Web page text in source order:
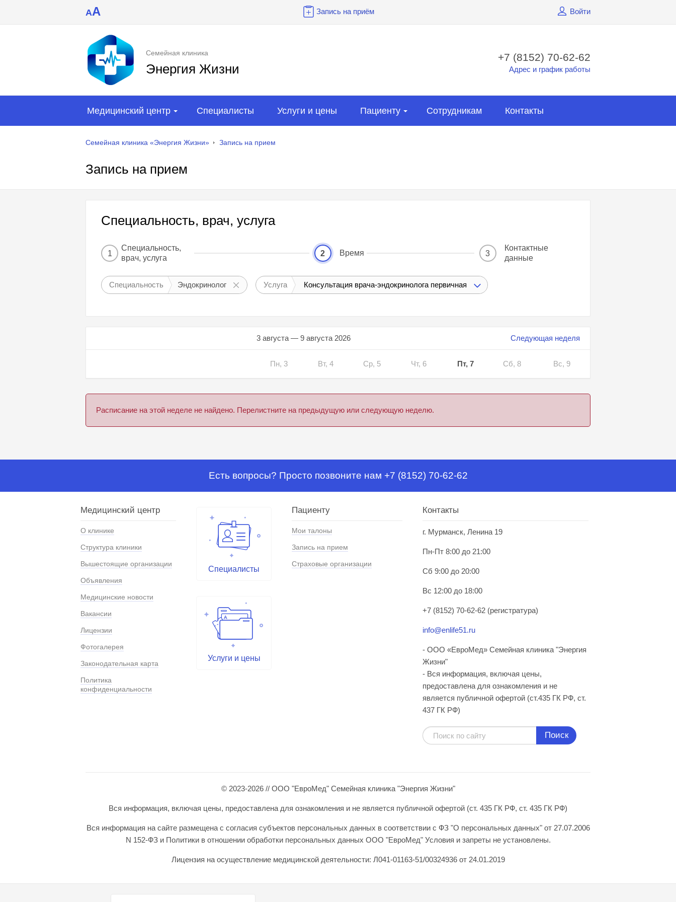
AA Запись на приём Войти
Семейная клиника
Энергия Жизни
+7 (8152) 70-62-62
Адрес и график работы
Медицинский центр Специалисты Услуги и цены Пациенту Сотрудникам Контакты
Семейная клиника «Энергия Жизни» Запись на прием
Запись на прием
Специальность, врач, услуга
1
Специальность,
врач, услуга
2 Время 3
Контактные
данные
Специальность Эндокринолог Услуга Консультация врача-эндокринолога первичная
Следующая неделя
3 августа — 9 августа 2026
Пн, 3 Вт, 4 Ср, 5 Чт, 6 Пт, 7 Сб, 8 Вс, 9
Расписание на этой неделе не найдено. Перелистните на предыдущую или следующую неделю.
Есть вопросы? Просто позвоните нам +7 (8152) 70-62-62
Медицинский центр
О клинике
Структура клиники
Вышестоящие организации
Объявления
Медицинские новости
Вакансии
Лицензии
Фотогалерея
Законодательная карта
Политика
конфиденциальности
Специалисты
Услуги и цены
Пациенту
Мои талоны
Запись на прием
Страховые организации
Контакты
г. Мурманск, Ленина 19
Пн-Пт 8:00 до 21:00
Сб 9:00 до 20:00
Вс 12:00 до 18:00
+7 (8152) 70-62-62 (регистратура)
info@enlife51.ru
- ООО «ЕвроМед» Семейная клиника "Энергия
Жизни"
- Вся информация, включая цены,
предоставлена для ознакомления и не
является публичной офертой (ст.435 ГК РФ, cт.
437 ГК РФ)
Поиск
© 2023-2026 // ООО "ЕвроМед" Семейная клиника "Энергия Жизни"
Вся информация, включая цены, предоставлена для ознакомления и не является публичной офертой (ст. 435 ГК РФ, ст. 435 ГК РФ)
Вся информация на сайте размещена с согласия субъектов персональных данных в соответствии с ФЗ "О персональных данных" от 27.07.2006
N 152-ФЗ и Политики в отношении обработки персональных данных ООО "ЕвроМед" Условия и запреты не установлены.
Лицензия на осуществление медицинской деятельности: Л041-01163-51/00324936 от 24.01.2019